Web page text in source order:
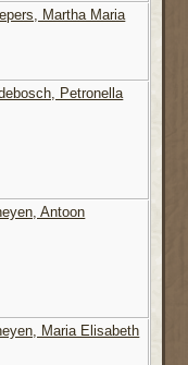
Martha Maria
Petronella
Antoon
Maria Elisabeth